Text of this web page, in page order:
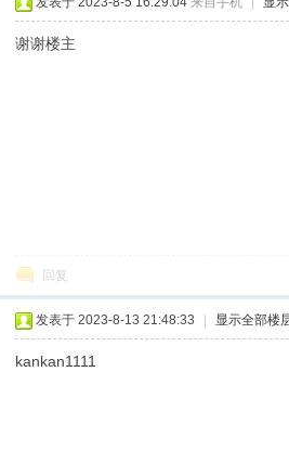
谢谢楼主
回复
发表于 2023-8-13 21:48:33 显示全部楼
kankan1111